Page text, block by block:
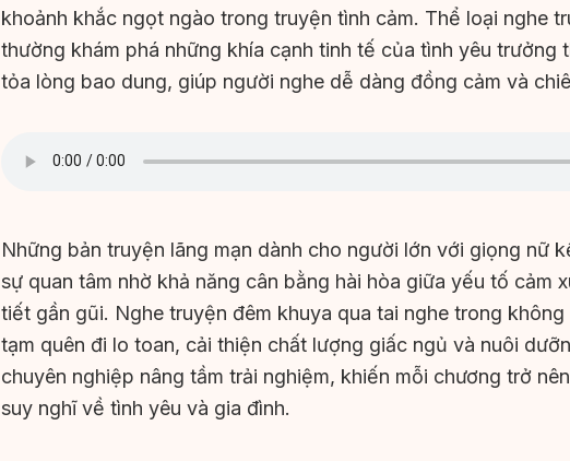
khoảnh khắc ngọt ngào trong truyện tình cảm. Thể loại nghe
thường khám phá những khía cạnh tinh tế của tình yêu trưởng
tỏa lòng bao dung, giúp người nghe dễ dàng đồng cảm và
Những bản truyện lãng mạn dành cho người lớn với giọng nữ
sự quan tâm nhờ khả năng cân bằng hài hòa giữa yếu tố cảm
tiết gần gũi. Nghe truyện đêm khuya qua tai nghe trong
tạm quên đi lo toan, cải thiện chất lượng giấc ngủ và nuôi
chuyên nghiệp nâng tầm trải nghiệm, khiến mỗi chương trở
suy nghĩ về tình yêu và gia đình.